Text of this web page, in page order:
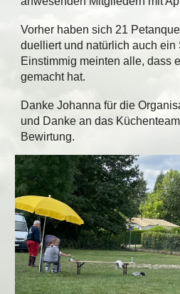
Vorher haben sich 21
duelliert und natürlich auch ein
Einstimmig meinten alle, dass
gemacht hat.
Danke Johanna für die
und Danke an das
Bewirtung.